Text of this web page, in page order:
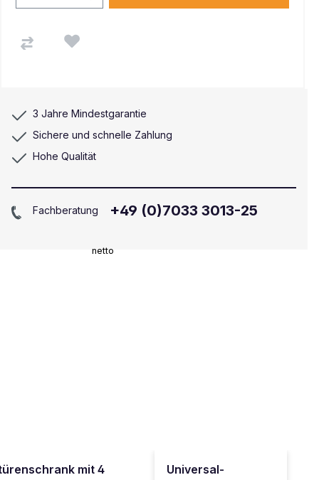
netto
3 Jahre Mindestgarantie
Sichere und schnelle Zahlung
Hohe Qualität
Fachberatung +49 (0)7033 3013-25
mit 4
Universal-